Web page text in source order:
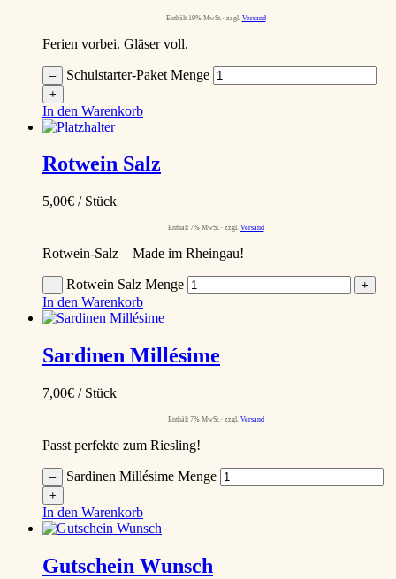
Enthält 19% MwSt. zzgl. Versand
Ferien vorbei. Gläser voll.
– Schulstarter-Paket Menge
+
In den Warenkorb
Rotwein Salz
5,00€ / Stück
Enthält 7% MwSt. zzgl. Versand
Rotwein-Salz – Made im Rheingau!
– Rotwein Salz Menge +
In den Warenkorb
Sardinen Millésime
7,00€ / Stück
Enthält 7% MwSt. zzgl. Versand
Passt perfekte zum Riesling!
– Sardinen Millésime Menge
+
In den Warenkorb
Gutschein Wunsch